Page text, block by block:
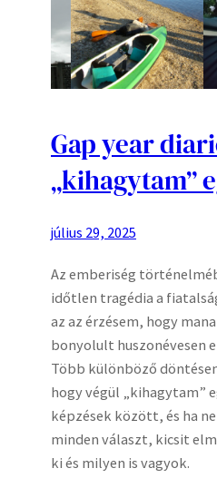
Gap year
„kihagytam”
július 29, 2025
Az emberiség
időtlen tragédia a
az az érzésem, hogy
bonyolult huszonévesen
Több különböző
hogy végül „kihagytam”
képzések között, és ha
minden választ, kicsit
ki és milyen is vagyok.